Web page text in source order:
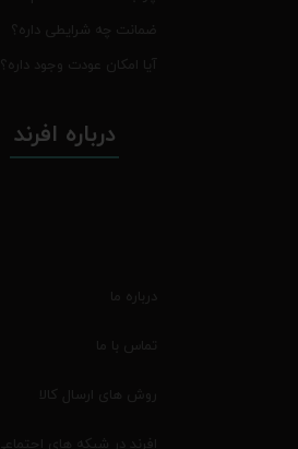
ضمانت چه شرایطی داره؟
آیا امکان عودت وجود داره؟
درباره افرند
درباره ما
تماس با ما
روش های ارسال کالا
افرند در شبکه های اجتماعی